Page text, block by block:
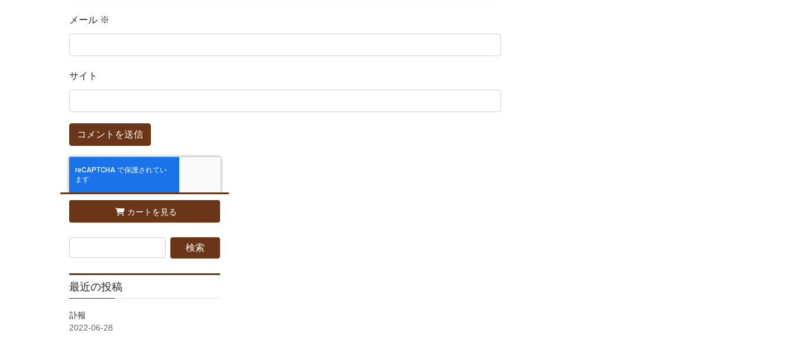
メール ※
サイト
カートを見る
最近の投稿
訃報
2022-06-28